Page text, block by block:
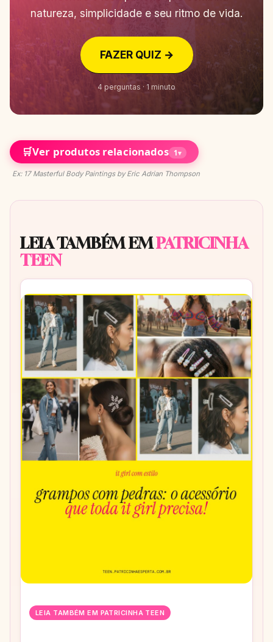
natureza, simplicidade e seu ritmo de vida.
FAZER QUIZ →
4 perguntas · 1 minuto
🛒Ver produtos relacionados 1▾
Ex: 17 Masterful Body Paintings by Eric Adrian Thompson
LEIA TAMBÉM EMPATRICINHA
TEEN
LEIA TAMBÉM EM PATRICINHA TEEN